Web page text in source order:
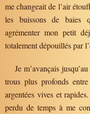
me changeait de l’air
les buissons de baies
agrémenter mon petit
totalement dépouillés par
Je m’avançais
trous plus profonds
argentées vives et
perdu de temps à me